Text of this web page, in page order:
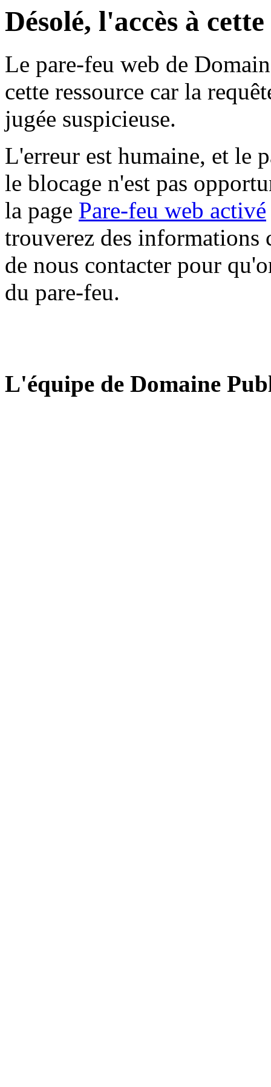
Désolé, l'accès à
Le pare-feu web de
cette ressource car la
jugée suspicieuse.
L'erreur est humaine, et le
le blocage n'est pas
la page Pare-feu web activé
trouverez des informations
de nous contacter pour
du pare-feu.
L'équipe de Domaine